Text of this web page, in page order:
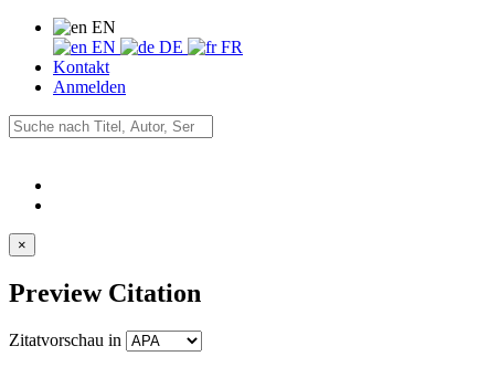
EN
EN
DE
FR
Kontakt
Anmelden
×
Preview Citation
Zitatvorschau in